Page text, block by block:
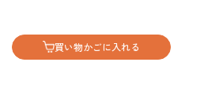
買い物かごに入れる